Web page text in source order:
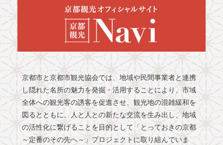
京都市と京都市観光協会では、地域や民間事業者と連携
し隠れた名所の魅力を発掘・活用することにより、市域
全体への観光客の誘客を促進させ、観光地の混雑緩和を
図るとともに、人と人との新たな交流を生み出し、地域
の活性化に繋げることを目的として「とっておきの京都
～定番のその先へ～」プロジェクトに取り組んでいま